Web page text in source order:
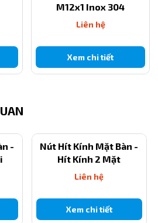
dụng trong thời gian dài.
tại Công ty TNHH Thiết Bị Kỹ
Nam
đúng chuẩn, không bị lỗi nhựa.
hàng mua sỉ và lẻ.
chóng, uy tín toàn quốc.
nút hít kính 1 mặt có lỗ gài 35mm với
bảo. Sản phẩm tiện ích, bền bỉ, phù
M12x1 Inox 304
Liên hệ
Xem chi tiết
-
Nút Hít Kính Mặt Bàn -
Hít Kính 2 Mặt
Liên hệ
Xem chi tiết